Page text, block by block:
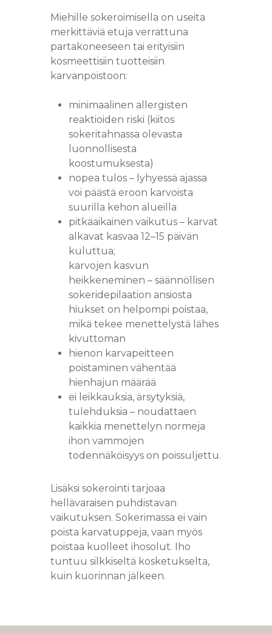
Miehille sokeroimisella on useita
merkittäviä etuja verrattuna
partakoneeseen tai erityisiin
kosmeettisiin tuotteisiin
karvanpoistoon:
minimaalinen allergisten
reaktioiden riski (kiitos
sokeritahnassa olevasta
luonnollisesta
koostumuksesta)
nopea tulos – lyhyessä ajassa
voi päästä eroon karvoista
suurilla kehon alueilla
pitkäaikainen vaikutus – karvat
alkavat kasvaa 12–15 päivän
kuluttua;
karvojen kasvun
heikkeneminen – säännöllisen
sokeridepilaation ansiosta
hiukset on helpompi poistaa,
mikä tekee menettelystä lähes
kivuttoman
hienon karvapeitteen
poistaminen vähentää
hienhajun määrää
ei leikkauksia, ärsytyksiä,
tulehduksia – noudattaen
kaikkia menettelyn normeja
ihon vammojen
todennäköisyys on poissuljettu.
Lisäksi sokerointi tarjoaa
hellävaraisen puhdistavan
vaikutuksen. Sokerimassa ei vain
poista karvatuppeja, vaan myös
poistaa kuolleet ihosolut. Iho
tuntuu silkkiseltä kosketukselta,
kuin kuorinnan jälkeen.